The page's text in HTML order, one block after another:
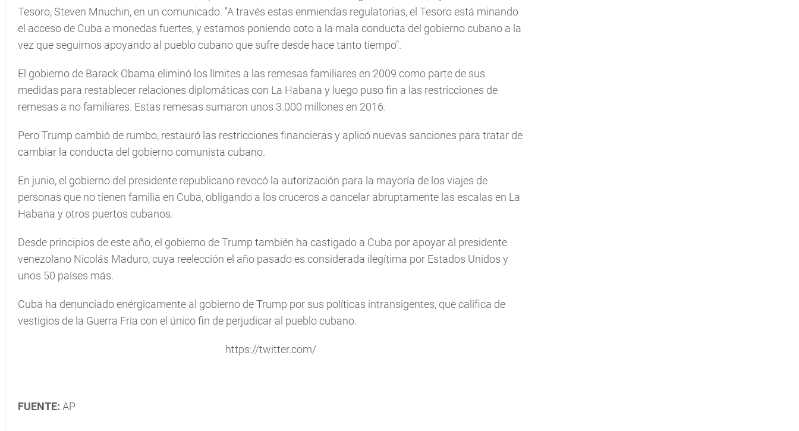
Tesoro, Steven Mnuchin, en un comunicado. "A través estas enmiendas regulatorias, el Tesoro está minando
el acceso de Cuba a monedas fuertes, y estamos poniendo coto a la mala conducta del gobierno cubano a la
vez que seguimos apoyando al pueblo cubano que sufre desde hace tanto tiempo".
El gobierno de Barack Obama eliminó los límites a las remesas familiares en 2009 como parte de sus
medidas para restablecer relaciones diplomáticas con La Habana y luego puso fin a las restricciones de
remesas a no familiares. Estas remesas sumaron unos 3.000 millones en 2016.
Pero Trump cambió de rumbo, restauró las restricciones financieras y aplicó nuevas sanciones para tratar de
cambiar la conducta del gobierno comunista cubano.
En junio, el gobierno del presidente republicano revocó la autorización para la mayoría de los viajes de
personas que no tienen familia en Cuba, obligando a los cruceros a cancelar abruptamente las escalas en La
Habana y otros puertos cubanos.
Desde principios de este año, el gobierno de Trump también ha castigado a Cuba por apoyar al presidente
venezolano Nicolás Maduro, cuya reelección el año pasado es considerada ilegítima por Estados Unidos y
unos 50 países más.
Cuba ha denunciado enérgicamente al gobierno de Trump por sus políticas intransigentes, que califica de
vestigios de la Guerra Fría con el único fin de perjudicar al pueblo cubano.
https://twitter.com/
FUENTE: AP